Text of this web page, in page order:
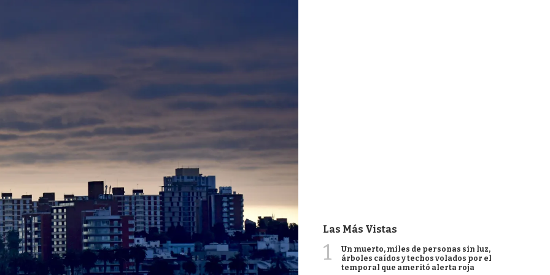
Las Más Vistas
1
Un muerto, miles de personas sin luz,
árboles caídos y techos volados por el
temporal que ameritó alerta roja